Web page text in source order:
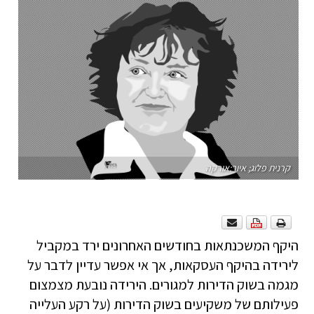
קרנית פלוג; איור:אורקה
היקף המשכנתאות בחודשים האחרונים ירד במקביל
לירידה בהיקף העסקאות, אך אי אפשר עדיין לדבר על
מגמה בשוק הדירות למגורים. הירידה נובעת מצמצום
פעילותם של משקיעים בשוק הדירות (על רקע העלייה